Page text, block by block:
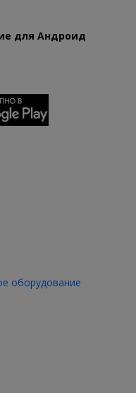
для Андроид
оборудование